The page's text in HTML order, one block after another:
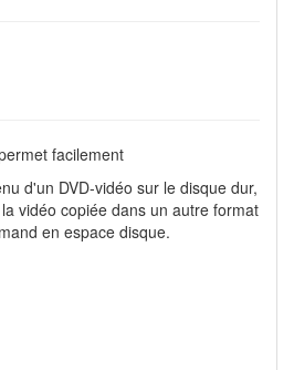
facilement
d'un DVD-vidéo sur le disque dur,
vidéo copiée dans un autre format
en espace disque.